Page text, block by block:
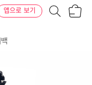
앱으로 보기